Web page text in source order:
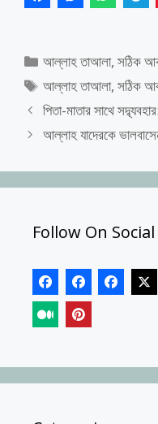
Categories
আল্লাহ তাআলা,সঠিক
Tags
আল্লাহ তাআলা,সঠিক
পিতা-মাতার সাথে
আল্লাহ যাদেরকে
Follow On